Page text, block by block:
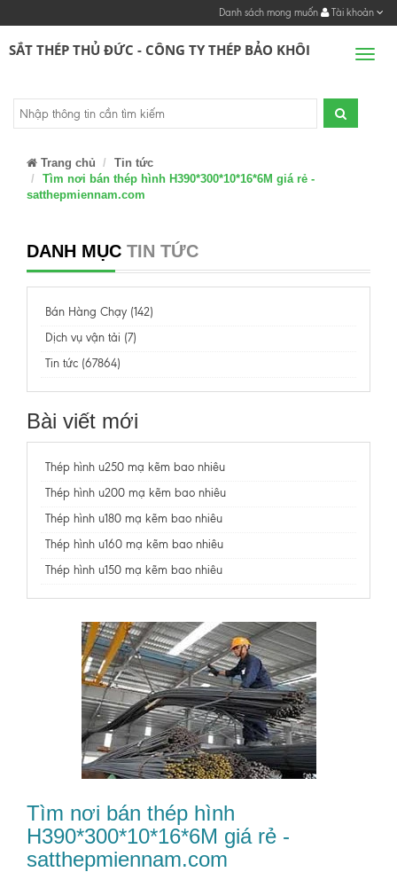
Danh sách mong muốn Tài khoản
SẮT THÉP THỦ ĐỨC - CÔNG TY THÉP BẢO KHÔI
Trang chủ
Tin tức
Tìm nơi bán thép hình H390*300*10*16*6M giá rẻ -
satthepmiennam.com
DANH MỤC TIN TỨC
Bán Hàng Chạy (142)
Dịch vụ vận tải (7)
Tin tức (67864)
Bài viết mới
Thép hình u250 mạ kẽm bao nhiêu
Thép hình u200 mạ kẽm bao nhiêu
Thép hình u180 mạ kẽm bao nhiêu
Thép hình u160 mạ kẽm bao nhiêu
Thép hình u150 mạ kẽm bao nhiêu
Tìm nơi bán thép hình
H390*300*10*16*6M giá rẻ -
satthepmiennam.com